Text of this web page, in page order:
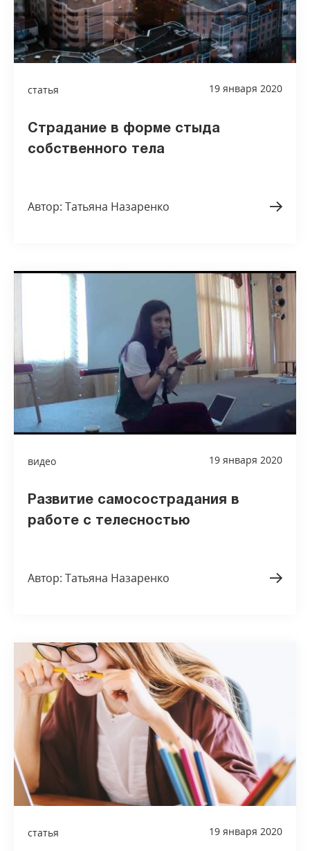
статья 19 января 2020
Страдание в форме стыда
собственного тела
Автор: Татьяна Назаренко
видео 19 января 2020
Развитие самосострадания в
работе с телесностью
Автор: Татьяна Назаренко
статья 19 января 2020